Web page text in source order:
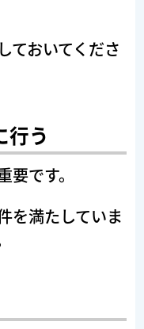
ておいてくださ
う
です。
を満たしていま